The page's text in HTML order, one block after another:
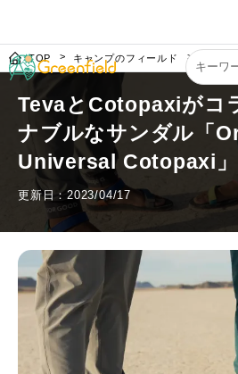
TOP キャンプのフィールド Teva
TevaとCotopaxiがコ
ナブルなサンダル「
Universal Cotopaxi」
更新日：2023/04/17